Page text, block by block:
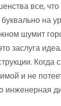
все, что
на
шумит
заслуга
Когда
и не
инженерная